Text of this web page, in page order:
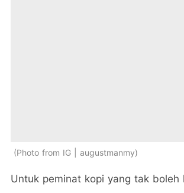
Photo from IG | augustmanmy
Untuk peminat kopi yang tak boleh